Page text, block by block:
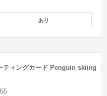
あり
ティングカード Penguin skiing